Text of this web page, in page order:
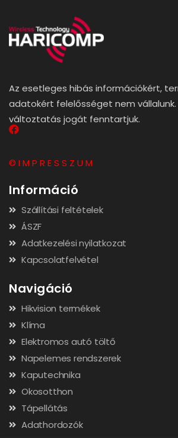
Az esetleges hibás információkért,
adatokért felelősséget nem vállalunk.
változtatás jogát fenntartjuk.
© I M P R E S S Z U M
Információ
Szállítási feltételek
ÁSZF
Adatkezelési nyilatkozat
Kapcsolatfelvétel
Navigáció
Hikvision termékek
Klíma
Elektromos autó töltő
Napelemes rendszerek
Kaputechnika
Okosotthon
Tápellátás
Adathordozók